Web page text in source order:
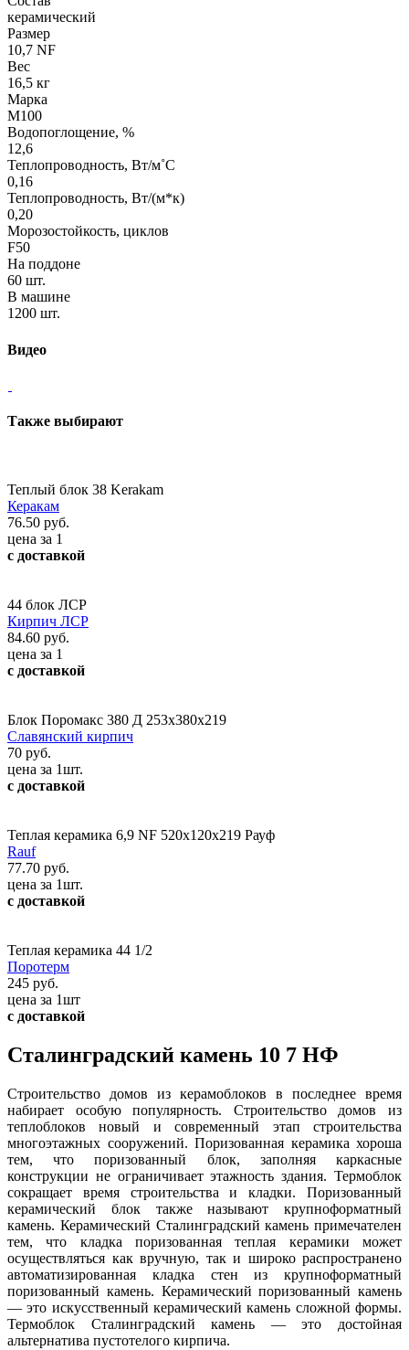
керамический
Размер
10,7 NF
Вес
16,5 кг
Марка
М100
Водопоглощение, %
12,6
Теплопроводность, Вт/м˚С
0,16
Теплопроводность, Вт/(м*к)
0,20
Морозостойкость, циклов
F50
На поддоне
60 шт.
В машине
1200 шт.
Видео
Также выбирают
Теплый блок 38 Kerakam
Керакам
76.50 руб.
цена за 1
с доставкой
44 блок ЛСР
Кирпич ЛСР
84.60 руб.
цена за 1
с доставкой
Блок Поромакс 380 Д 253х380х219
Славянский кирпич
70 руб.
цена за 1шт.
с доставкой
Теплая керамика 6,9 NF 520х120х219 Рауф
Rauf
77.70 руб.
цена за 1шт.
с доставкой
Теплая керамика 44 1/2
Поротерм
245 руб.
цена за 1шт
с доставкой
Сталинградский камень 10 7 НФ
Строительство домов из керамоблоков в последнее время
набирает особую популярность. Строительство домов из
теплоблоков новый и современный этап строительства
многоэтажных сооружений. Поризованная керамика хороша
тем, что поризованный блок, заполняя каркасные
конструкции не ограничивает этажность здания. Термоблок
сокращает время строительства и кладки. Поризованный
керамический блок также называют крупноформатный
камень. Керамический Сталинградский камень примечателен
тем, что кладка поризованная теплая керамики может
осуществляться как вручную, так и широко распространено
автоматизированная кладка стен из крупноформатный
поризованный камень. Керамический поризованный камень
— это искусственный керамический камень сложной формы.
Термоблок Сталинградский камень — это достойная
альтернатива пустотелого кирпича.